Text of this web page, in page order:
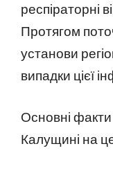
респіраторні
Протягом
установи
випадки цієї
Основні
Калущині на